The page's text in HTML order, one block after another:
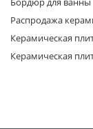
Распродажа
Керамическая
Керамическая